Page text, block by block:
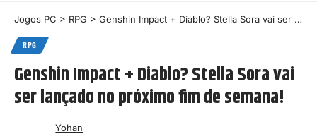
Jogos PC > RPG > Genshin Impact + Diablo? Stella Sora vai ser lançado no próximo fim de semana!
RPG
Genshin Impact + Diablo? Stella Sora vai
ser lançado no próximo fim de semana!
Yohan